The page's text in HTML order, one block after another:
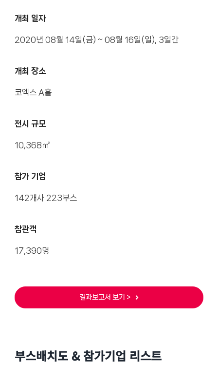
개최 일자
2020년 08월 14일(금) ~ 08월 16일(일), 3일간
개최 장소
코엑스 A홀
전시 규모
10,368㎡
참가 기업
142개사 223부스
참관객
17,390명
결과보고서 보기 >
부스배치도 & 참가기업 리스트